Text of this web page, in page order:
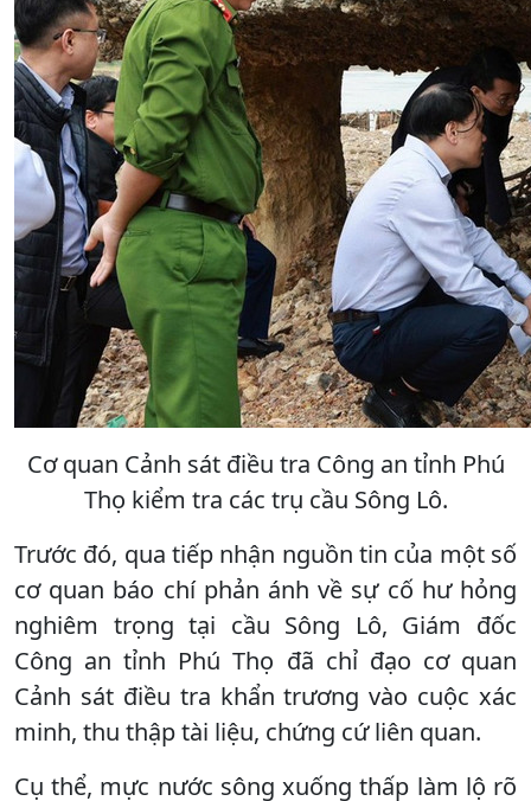
Cơ quan Cảnh sát điều tra Công an tỉnh Phú
Thọ kiểm tra các trụ cầu Sông Lô.
Trước đó, qua tiếp nhận nguồn tin của một số
cơ quan báo chí phản ánh về sự cố hư hỏng
nghiêm trọng tại cầu Sông Lô, Giám đốc
Công an tỉnh Phú Thọ đã chỉ đạo cơ quan
Cảnh sát điều tra khẩn trương vào cuộc xác
minh, thu thập tài liệu, chứng cứ liên quan.
Cụ thể, mực nước sông xuống thấp làm lộ rõ